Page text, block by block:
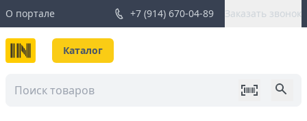
О портале +7 (914) 670-04-89 Заказать звонок
Каталог